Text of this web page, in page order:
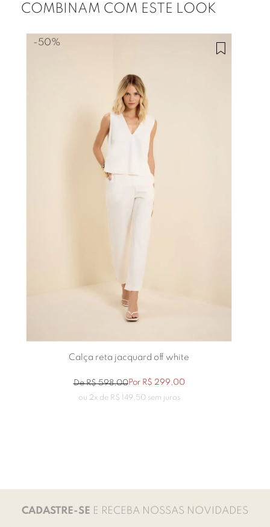
COMBINAM COM ESTE LOOK
-50%
Calça reta jacquard off white
DeR$ 598,00Por R$ 299,00
ou 2x de R$ 149 50sem juros
CADASTRE-SE E RECEBA NOSSAS NOVIDADES